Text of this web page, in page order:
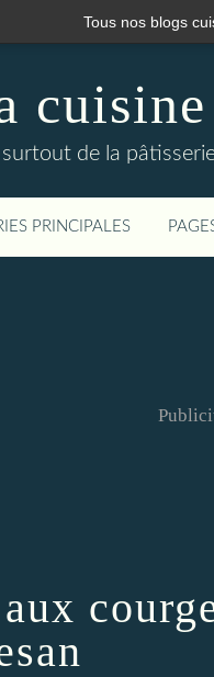
Tous nos blogs
de la
PRINCIPALES